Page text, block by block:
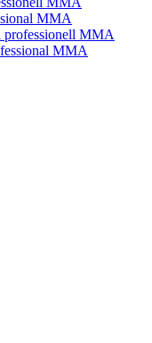
MMA
professionell MMA
MMA